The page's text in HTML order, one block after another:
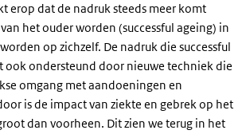
2040
erop dat de nadruk steeds meer komt
het ouder worden (successful ageing) in
op zichzelf. De nadruk die successful
ook ondersteund door nieuwe techniek die
omgang met aandoeningen en
is de impact van ziekte en gebrek op het
dan voorheen. Dit zien we terug in het